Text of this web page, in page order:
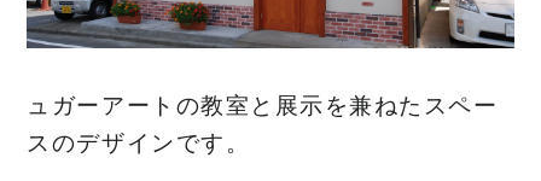
ュガーアートの教室と展示を兼ねたスペー
スのデザインです。
FLOW 家づくりの流れ
NEWS お知らせ